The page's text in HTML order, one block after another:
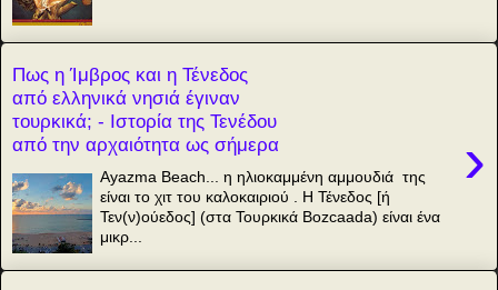
Πως η Ίμβρος και η Τένεδος
από ελληνικά νησιά έγιναν
τουρκικά; - Ιστορία της Τενέδου
από την αρχαιότητα ως σήμερα
›
Ayazma Beach... η ηλιοκαμμένη αμμουδιά της
είναι το χιτ του καλοκαιριού . Η Τένεδος [ή
Τεν(ν)ούεδος] (στα Τουρκικά Bozcaada) είναι ένα
μικρ...